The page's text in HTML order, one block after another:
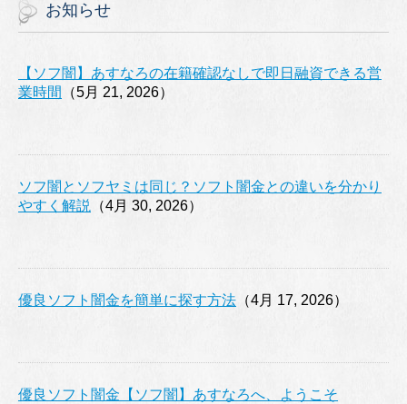
お知らせ
【ソフ闇】あすなろの在籍確認なしで即日融資できる営
業時間
（5月 21, 2026）
ソフ闇とソフヤミは同じ？ソフト闇金との違いを分かり
やすく解説
（4月 30, 2026）
優良ソフト闇金を簡単に探す方法 （4月 17, 2026）
優良ソフト闇金【ソフ闇】あすなろへ、ようこそ